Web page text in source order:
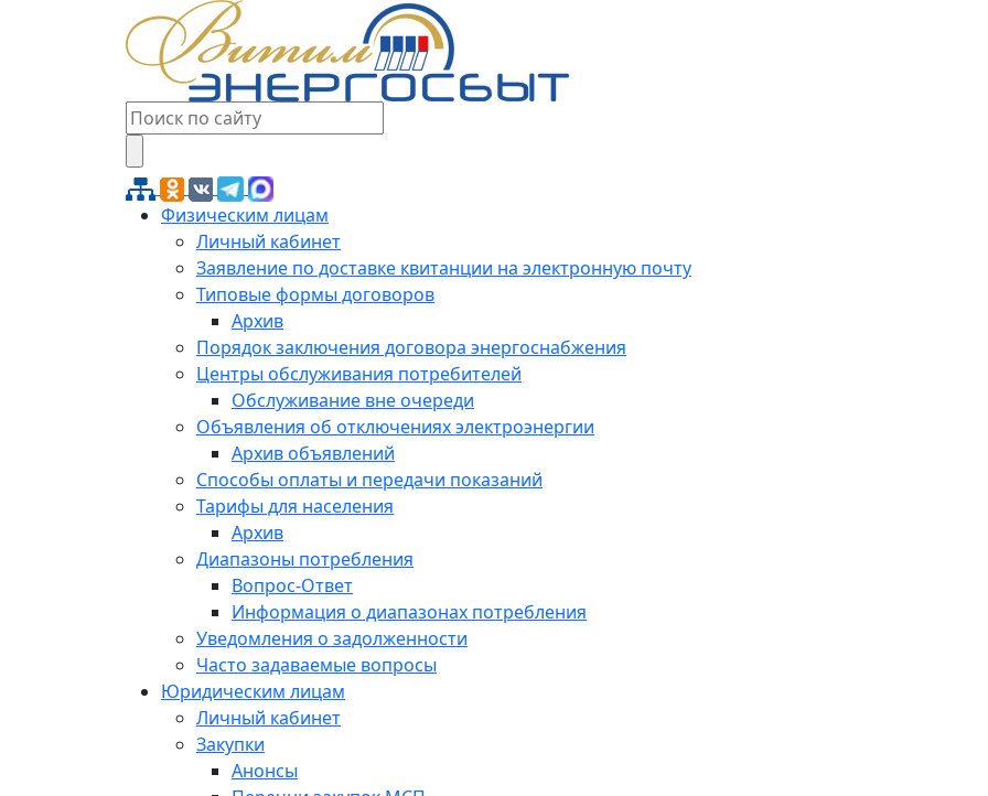
Физическим лицам
Личный кабинет
Заявление по доставке квитанции на электронную почту
Типовые формы договоров
Архив
Порядок заключения договора энергоснабжения
Центры обслуживания потребителей
Обслуживание вне очереди
Объявления об отключениях электроэнергии
Архив объявлений
Способы оплаты и передачи показаний
Тарифы для населения
Архив
Диапазоны потребления
Вопрос-Ответ
Информация о диапазонах потребления
Уведомления о задолженности
Часто задаваемые вопросы
Юридическим лицам
Личный кабинет
Закупки
Анонсы